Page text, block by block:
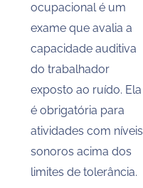
ocupacional é um
exame que avalia a
capacidade auditiva
do trabalhador
exposto ao ruído. Ela
é obrigatória para
atividades com níveis
sonoros acima dos
limites de tolerância.